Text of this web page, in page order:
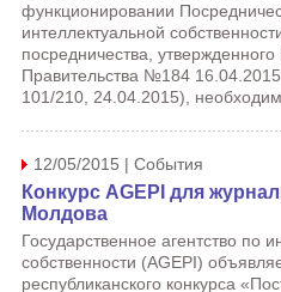
функционировании
интеллектуальной
посредничества,
Правительства №184
101/210, 24.04.2015),
12/05/2015 | События
Конкурс AGEPI для
Молдова
Государственное агентство по
собственности (AGEPI)
республиканского конкурса